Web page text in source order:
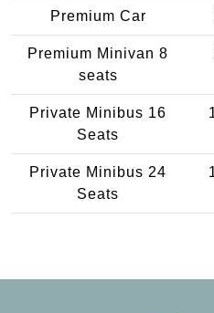
Premium Car
Premium Minivan 8
seats
Private Minibus 16
Seats
Private Minibus 24
Seats